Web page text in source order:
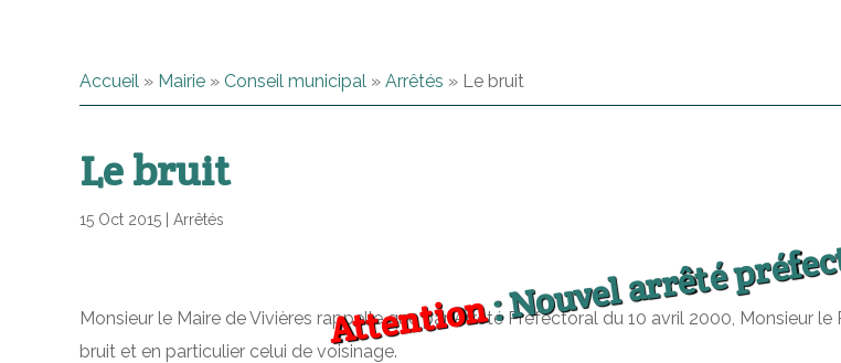
Accueil » Mairie » Conseil municipal » Arrêtés » Le bruit
Le bruit
15 Oct 2015 Arrêtés
Attention:Nouvel arrêté
Monsieur le Maire de Vivières rappelle que par Arrêté Préfectoral du 10 avril 2000, Monsieur
bruit et en particulier celui de voisinage.